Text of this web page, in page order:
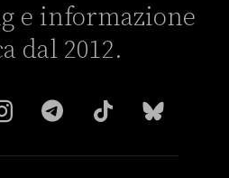
e informazione
dal 2012.